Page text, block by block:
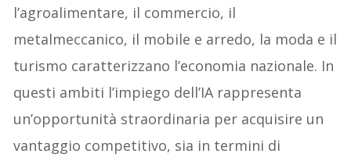
l’agroalimentare, il commercio, il
metalmeccanico, il mobile e arredo, la moda e il
turismo caratterizzano l’economia nazionale. In
questi ambiti l’impiego dell’IA rappresenta
un’opportunità straordinaria per acquisire un
vantaggio competitivo, sia in termini di